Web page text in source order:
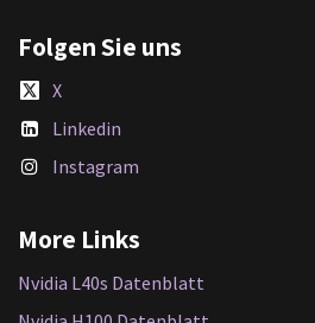
Folgen Sie uns
X
Linkedin
Instagram
More Links
Nvidia L40s Datenblatt